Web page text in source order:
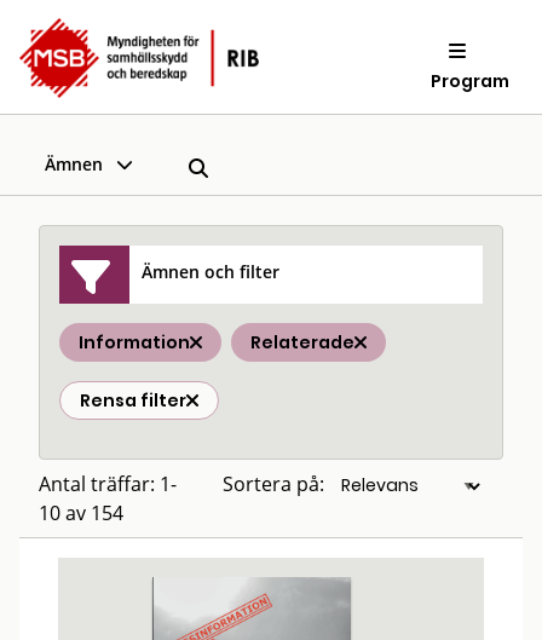
Program
Ämnen
Ämnen och filter
Information Relaterade
Rensa filter
Antal träffar: 1-
10 av 154
Sortera på: